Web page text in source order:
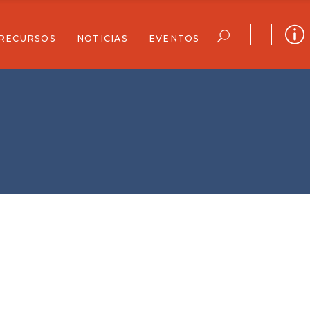
NOTICIAS EVENTOS